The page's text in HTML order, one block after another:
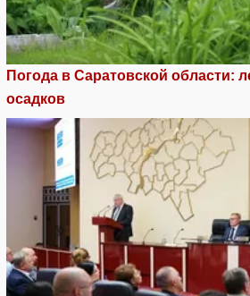
Погода в Саратовской области:
осадков